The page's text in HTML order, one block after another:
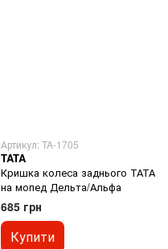
Артикул: TA-1705
TATA
Кришка колеса заднього ТАТА
на мопед Дельта/Альфа
685 грн
Купити